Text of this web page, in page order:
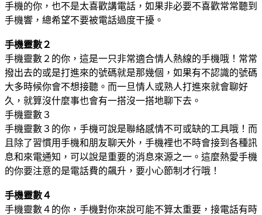
手機的你，也不是太喜歡講電話，如果非必要不喜歡常常聽到
手機響，總希望不要被電話過度干擾。
手機靈數２
手機靈數２的你，這是一只非常適合情人熱線的手機哦！常常
撥出去的或是打進來的號碼就是那幾個，如果有不認識的號碼
大多時候你會不想接聽。而一旦情人或熟人打進來就會聊好
久，就算沒什麼事也會有一搭沒一搭地聊下去。
手機靈數３
手機靈數３的你，手機可說是聯絡感情不可或缺的工具哦！而
且除了習慣用手機和朋友聊天外，手機裡也不時會接到各種訊
息和來電通知，可以說是重要的消息來源之一。這麼熱愛手機
的你要注意的是電話費的飆升，要小心節制才行哦！
手機靈數４
手機靈數４的你，手機對你來說可能不算太重要，接電話有時